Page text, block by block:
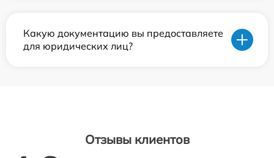
Какую документацию вы предоставляете
для юридических лиц?
Отзывы клиентов